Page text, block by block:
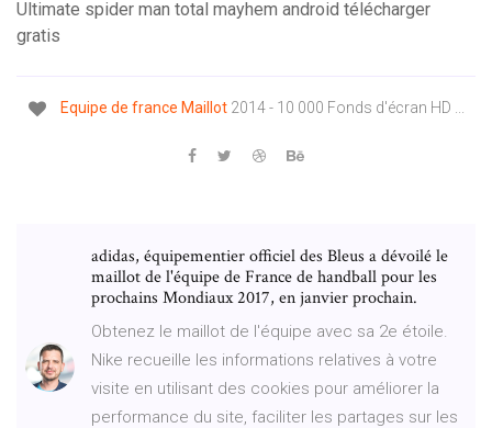
Ultimate spider man total mayhem android télécharger
gratis
Equipe de france Maillot2014 - 10 000 Fonds d'écran HD ...
adidas, équipementier officiel des Bleus a dévoilé le
maillot de l'équipe de France de handball pour les
prochains Mondiaux 2017, en janvier prochain.
Obtenez le maillot de l'équipe avec sa 2e étoile.
Nike recueille les informations relatives à votre
visite en utilisant des cookies pour améliorer la
performance du site, faciliter les partages sur les